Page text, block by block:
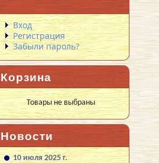
Вход
Регистрация
Забыли пароль?
Корзина
Товары не выбраны
Новости
10 июля 2025 г.